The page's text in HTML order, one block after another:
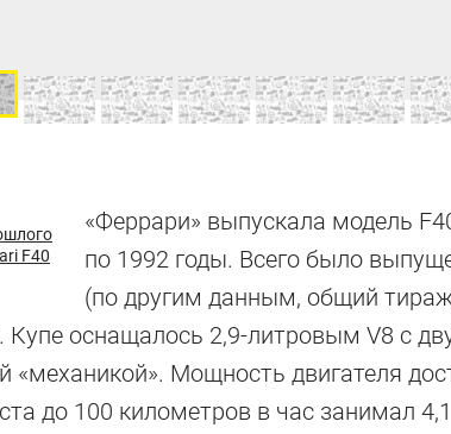
F40
«Феррари» выпускала модель
по 1992 годы. Всего было
(по другим данным, общий
оснащалось 2,9-литровым V8 с
«механикой». Мощность двигателя
до 100 километров в час занимал